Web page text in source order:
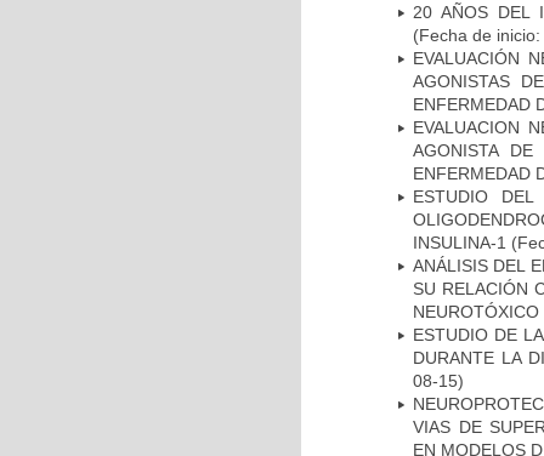
20 AÑOS DEL
(Fecha de
EVALUACIÓN
AGONISTAS
ENFERMEDAD
EVALUACION
AGONISTA
ENFERMEDAD
ESTUDIO
INSULINA-1
ANÁLISIS DEL
SU RELACIÓN
NEUROTÓXICO
ESTUDIO DE
DURANTE LA
08-15)
VIAS DE
EN MODELOS